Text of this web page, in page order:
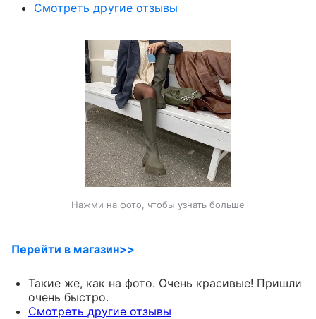
Смотреть другие отзывы
Нажми на фото, чтобы узнать больше
Перейти в магазин>>
Такие же, как на фото. Очень красивые! Пришли
очень быстро.
Смотреть другие отзывы